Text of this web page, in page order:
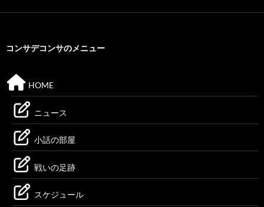
コンサデコンサのメニュー
HOME
ニュース
小話の部屋
戦いの足跡
スケジュール